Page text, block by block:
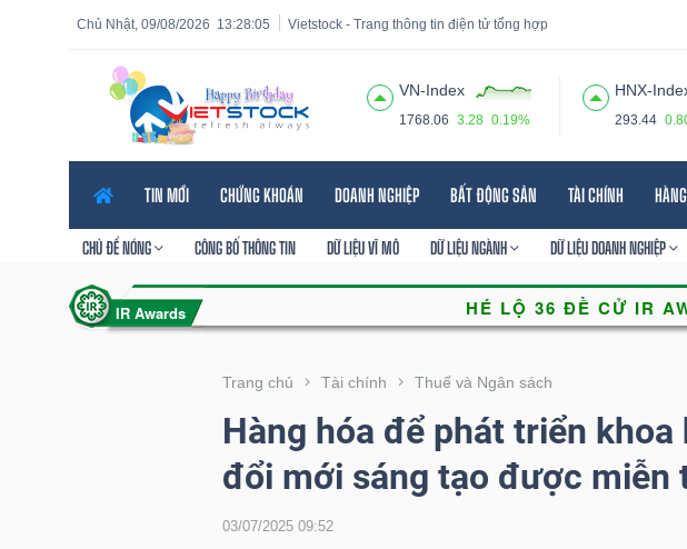
13:28:07
Chủ Nhật, 09/08/2026 Vietstock - Trang thông tin điện tử tổng hợp
VN-Index
1768.06 3.28 0.19%
HNX-
293.44
TIN MỚI CHỨNG KHOÁN DOANH NGHIỆP BẤT ĐỘNG SẢN TÀI CHÍNH
CHỦ ĐỀ NÓNG CÔNG BỐ THÔNG TIN DỮ LIỆU VĨ MÔ DỮ LIỆU NGÀNH DỮ LIỆU DOANH NGHIỆP
Trang chủ Tài chính Thuế và Ngân sách
Hàng hóa để phát triển khoa
đổi mới sáng tạo được miễn
03/07/2025 09:52
Tính năng
năng
VIETSTOCK